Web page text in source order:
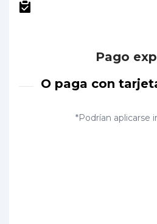
Pago
O paga con
*Podrían aplicarse